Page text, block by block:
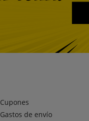
Cupones
Gastos de envío